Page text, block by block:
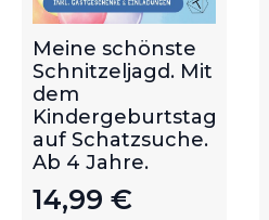
Meine schönste
Schnitzeljagd. Mit
dem
Kindergeburtstag
auf Schatzsuche.
Ab 4 Jahre.
14,99 €